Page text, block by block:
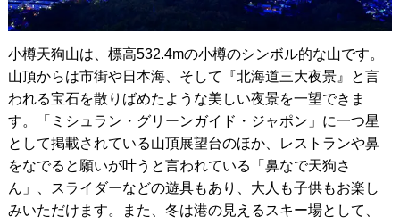
小樽天狗山は、標高532.4mの小樽のシンボル的な山です。
山頂からは市街や日本海、そして『北海道三大夜景』と言
われる宝石を散りばめたような美しい夜景を一望できま
す。「ミシュラン・グリーンガイド・ジャポン」に一つ星
として掲載されている山頂展望台のほか、レストランや鼻
をなでると願いが叶うと言われている「鼻なで天狗さ
ん」、スライダーなどの遊具もあり、大人も子供もお楽し
みいただけます。また、冬は港の見えるスキー場として、